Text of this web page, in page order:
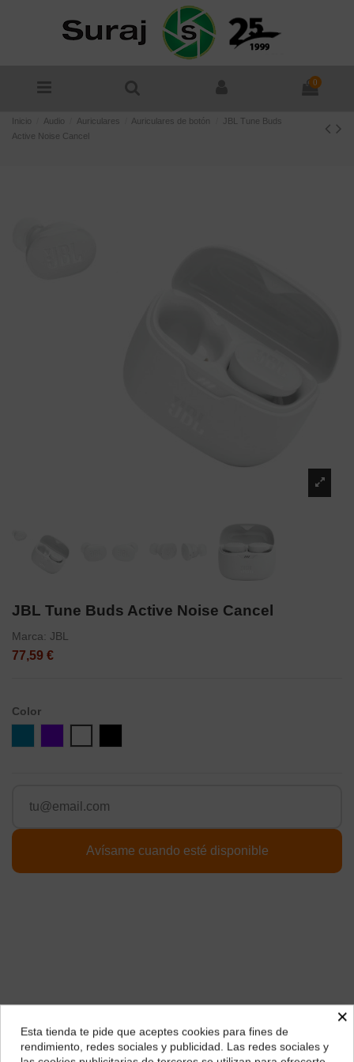
0
Inicio Audio Auriculares Auriculares de botón
JBL Tune Buds
Active Noise Cancel
JBL Tune Buds Active Noise Cancel
Marca: JBL
77,59 €
Color
Descripción¿Dónde deseas recibir tu pedido?
×
Esta tienda te pide que aceptes cookies para fines de
rendimiento, redes sociales y publicidad. Las redes sociales y